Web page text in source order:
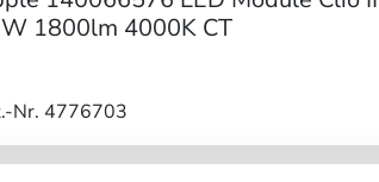
1800lm 4000K CT
Nr. 4776703